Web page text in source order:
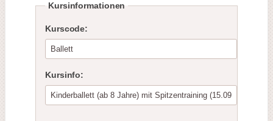
Kursinformationen
Kurscode:
Kursinfo: